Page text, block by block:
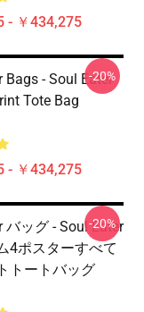
- ￥434,275
Bags - Soul Eater
Tote Bag
- ￥434,275
-20%
バッグ - Soul Eater
4ポスターすべて
トートバッグ
-20%